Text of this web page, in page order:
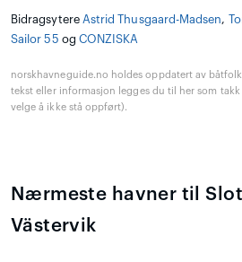
Bidragsytere Astrid Thusgaard-Madsen,
Sailor 55 og CONZISKA
norskhavneguide.no holdes oppdatert av
tekst eller informasjon legges du til her som
velge å ikke stå oppført).
Nærmeste havner til
Västervik